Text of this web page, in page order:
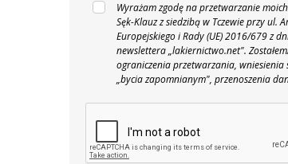
Wyrażam zgodę na przetwarzanie
Sęk-Klauz z siedzibą w Tczewie przy
Europejskiego i Rady (UE) 2016/679 z
newslettera „lakiernictwo.net".
ograniczenia przetwarzania,
„bycia zapomnianym", przenoszenia